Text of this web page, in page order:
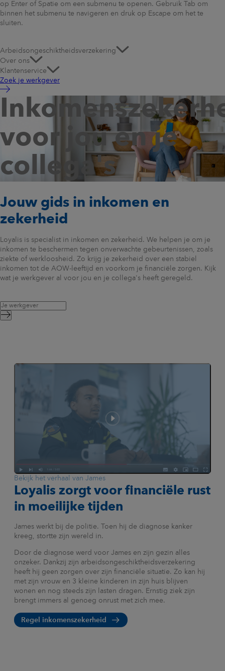
op Enter of Spatie om een submenu te openen. Gebruik Tab om
binnen het submenu te navigeren en druk op Escape om het te
sluiten.
Arbeidsongeschiktheidsverzekering
Over ons
Klantenservice
Zoek je werkgever
voor jouen je
collega's
Jouw gids in inkomen en
zekerheid
Loyalis is specialist in inkomen en zekerheid. We helpen je om je
inkomen te beschermen tegen onverwachte gebeurtenissen, zoals
ziekte of werkloosheid. Zo krijg je zekerheid over een stabiel
inkomen tot de AOW-leeftijd en voorkom je financiële zorgen. Kijk
wat je werkgever al voor jou en je collega's heeft geregeld.
Bekijk het verhaal van James
Loyalis zorgt voor financiële rust
in moeilijke tijden
James werkt bij de politie. Toen hij de diagnose kanker
kreeg, stortte zijn wereld in.
Door de diagnose werd voor James en zijn gezin alles
onzeker. Dankzij zijn arbeidsongeschiktheidsverzekering
heeft hij geen zorgen over zijn financiële situatie. Zo kan hij
met zijn vrouw en 3 kleine kinderen in zijn huis blijven
wonen en nog steeds zijn lasten dragen. Ernstig ziek zijn
brengt immers al genoeg onrust met zich mee.
Regel inkomenszekerheid